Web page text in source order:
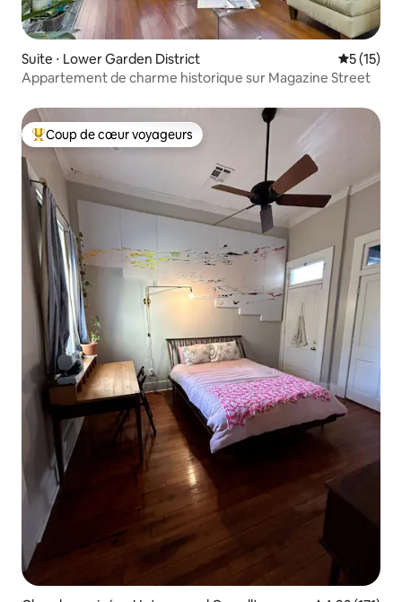
Suite ⋅ Lower Garden District
5 (15)
Appartement de charme historique sur Magazine Street
Coups de cœur voyageurs les plus appréciés
Coup de cœur voyageurs